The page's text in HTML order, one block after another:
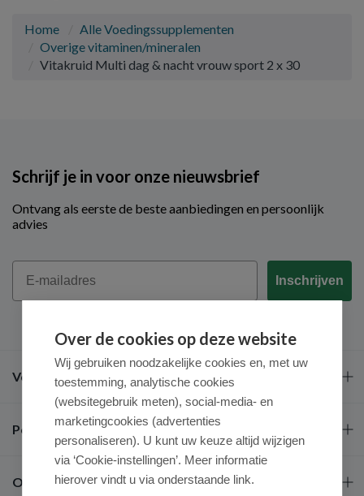
Home
Alle Voedingssupplementen
Overige vitaminen/mineralen
Vitakruid Multi dag & nacht vrouw sport 2 x 30
Schrijf je in voor onze nieuwsbrief
Ontvang als eerste de beste aanbiedingen en persoonlijk
advies
Email
Inschrijven
Veel gestelde vragen
Populaire merken
Over ons
Over de cookies op deze website
Wij gebruiken noodzakelijke cookies en, met uw
toestemming, analytische cookies
(websitegebruik meten), social-media- en
marketingcookies (advertenties
personaliseren). U kunt uw keuze altijd wijzigen
via ‘Cookie-instellingen’. Meer informatie
hierover vindt u via onderstaande link.